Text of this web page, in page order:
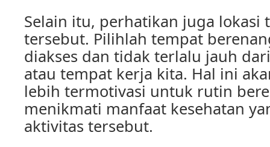
Selain itu, perhatikan juga lokasi
tersebut. Pilihlah tempat
diakses dan tidak terlalu jauh
atau tempat kerja kita. Hal ini
lebih termotivasi untuk rutin
menikmati manfaat kesehatan
aktivitas tersebut.